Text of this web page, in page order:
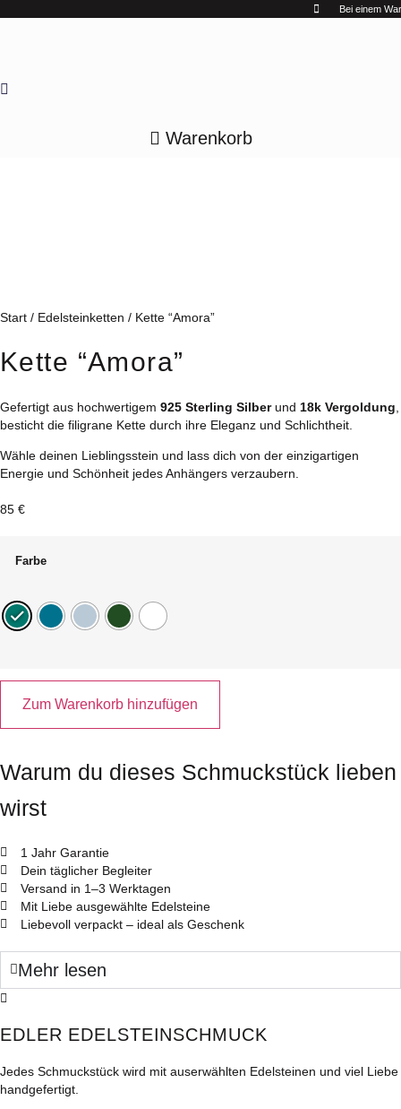
Bei einem
Warenkorb
Start / Edelsteinketten / Kette “Amora”
Kette “Amora”
Gefertigt aus hochwertigem 925 Sterling Silberund 18k Vergoldung
besticht die filigrane Kette durch ihre Eleganz und Schlichtheit.
Wähle deinen Lieblingsstein und lass dich von der einzigartigen
Energie und Schönheit jedes Anhängers verzaubern.
85 €
Farbe
Kette
"Talia"
MengeZum Warenkorb hinzufügen
Warum du dieses Schmuckstück lieben
wirst
1 Jahr Garantie
Dein täglicher Begleiter
Versand in 1–3 Werktagen
Mit Liebe ausgewählte Edelsteine
Liebevoll verpackt – ideal als Geschenk
Mehr lesen
EDLER EDELSTEINSCHMUCK
Jedes Schmuckstück wird mit auserwählten Edelsteinen und viel Liebe
handgefertigt.